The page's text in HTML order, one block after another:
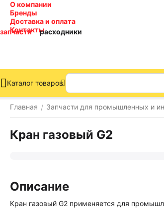
О компании
Бренды
Доставка и оплата
Контакты
запчасти расходники
Каталог товаров
Главная / Запчасти для промышленных и
Кран газовый G2
Описание
Кран газовый G2 применяется для